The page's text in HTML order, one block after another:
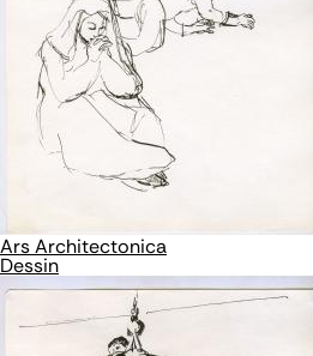
Ars Architectonica
Dessin